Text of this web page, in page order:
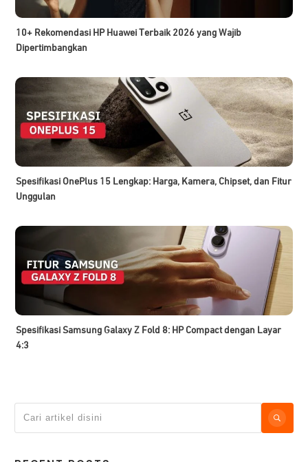
10+ Rekomendasi HP Huawei Terbaik 2026 yang Wajib
Dipertimbangkan
Spesifikasi OnePlus 15 Lengkap: Harga, Kamera, Chipset, dan Fitur
Unggulan
Spesifikasi Samsung Galaxy Z Fold 8: HP Compact dengan Layar
4:3